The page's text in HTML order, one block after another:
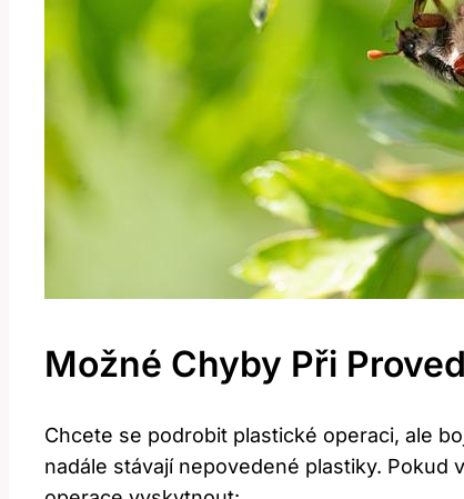
Možné Chyby Při
Chcete se podrobit plastické operaci, ale
nadále stávají nepovedené plastiky.